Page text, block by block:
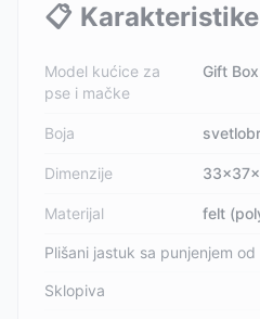
📋 Karakteristike
Model kućice za
pse i mačke
Gift Box
Boja
Dimenzije
Materijal felt
Plišani jastuk sa punjenjem
Sklopiva